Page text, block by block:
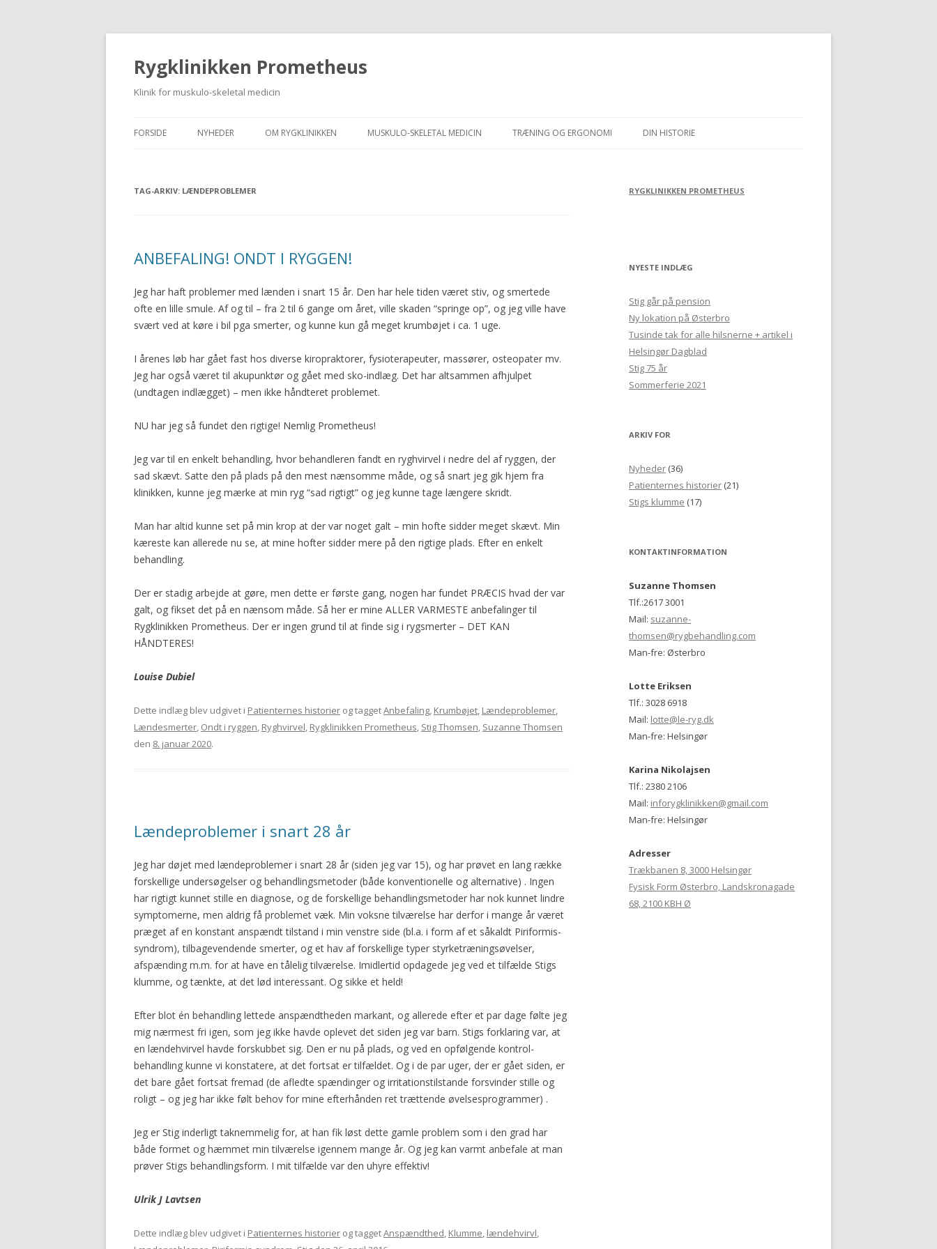
Rygklinikken Prometheus
Klinik for muskulo-skeletal medicin
til
FORSIDE NYHEDER
PATIENTERNES HISTORIER
OM RYGKLINIKKEN MUSKULO-SKELETAL MEDICIN TRÆNING OG ERGONOMI DIN HISTORIE
TAG-ARKIV: LÆNDEPROBLEMER
ANBEFALING! ONDT I RYGGEN!
Jeg har haft problemer med lænden i snart 15 år. Den har hele tiden været stiv, og smertede
ofte en lille smule. Af og til – fra 2 til 6 gange om året, ville skaden “springe op”, og jeg ville have
svært ved at køre i bil pga smerter, og kunne kun gå meget krumbøjet i ca. 1 uge.
I årenes løb har gået fast hos diverse kiropraktorer, fysioterapeuter, massører, osteopater mv.
Jeg har også været til akupunktør og gået med sko-indlæg. Det har altsammen afhjulpet
(undtagen indlægget) – men ikke håndteret problemet.
NU har jeg så fundet den rigtige! Nemlig Prometheus!
Jeg var til en enkelt behandling, hvor behandleren fandt en ryghvirvel i nedre del af ryggen, der
sad skævt. Satte den på plads på den mest nænsomme måde, og så snart jeg gik hjem fra
klinikken, kunne jeg mærke at min ryg “sad rigtigt” og jeg kunne tage længere skridt.
Man har altid kunne set på min krop at der var noget galt – min hofte sidder meget skævt. Min
kæreste kan allerede nu se, at mine hofter sidder mere på den rigtige plads. Efter en enkelt
behandling.
Der er stadig arbejde at gøre, men dette er første gang, nogen har fundet PRÆCIS hvad der var
galt, og fikset det på en nænsom måde. Så her er mine ALLER VARMESTE anbefalinger til
Rygklinikken Prometheus. Der er ingen grund til at finde sig i rygsmerter – DET KAN
HÅNDTERES!
Louise Dubiel
Dette indlæg blev udgivet i Patienternes historier og taggetAnbefaling, Krumbøjet, Lændeproblemer,
Lændesmerter, Ondt i ryggen, Ryghvirvel, Rygklinikken Prometheus, Stig Thomsen, Suzanne Thomsen
den 8. januar 2020.
Lændeproblemer i snart 28 år
Jeg har døjet med lændeproblemer i snart 28 år (siden jeg var 15), og har prøvet en lang række
forskellige undersøgelser og behandlingsmetoder (både konventionelle og alternative) . Ingen
har rigtigt kunnet stille en diagnose, og de forskellige behandlingsmetoder har nok kunnet lindre
symptomerne, men aldrig få problemet væk. Min voksne tilværelse har derfor i mange år været
præget af en konstant anspændt tilstand i min venstre side (bl.a. i form af et såkaldt Piriformis-
syndrom), tilbagevendende smerter, og et hav af forskellige typer styrketræningsøvelser,
afspænding m.m. for at have en tålelig tilværelse. Imidlertid opdagede jeg ved et tilfælde Stigs
klumme, og tænkte, at det lød interessant. Og sikke et held!
Efter blot én behandling lettede anspændtheden markant, og allerede efter et par dage følte jeg
mig nærmest fri igen, som jeg ikke havde oplevet det siden jeg var barn. Stigs forklaring var, at
en lændehvirvel havde forskubbet sig. Den er nu på plads, og ved en opfølgende kontrol-
behandling kunne vi konstatere, at det fortsat er tilfældet. Og i de par uger, der er gået siden, er
det bare gået fortsat fremad (de afledte spændinger og irritationstilstande forsvinder stille og
roligt – og jeg har ikke følt behov for mine efterhånden ret trættende øvelsesprogrammer) .
Jeg er Stig inderligt taknemmelig for, at han fik løst dette gamle problem som i den grad har
både formet og hæmmet min tilværelse igennem mange år. Og jeg kan varmt anbefale at man
prøver Stigs behandlingsform. I mit tilfælde var den uhyre effektiv!
Ulrik J Lavtsen
Dette indlæg blev udgivet i Patienternes historier og taggetAnspændthed, Klumme, lændehvirvl,
RYGKLINIKKEN PROMETHEUS
NYESTE INDLÆG
Stig går på pension
Ny lokation på Østerbro
Tusinde tak for alle hilsnerne + artikel i
Helsingør Dagblad
Stig 75 år
Sommerferie 2021
ARKIV FOR
Nyheder (36)
Patienternes historier (21)
Stigs klumme (17)
KONTAKTINFORMATION
Suzanne Thomsen
Tlf.:2617 3001
Mail: suzanne-
thomsen@rygbehandling.com
Man-fre: Østerbro
Lotte Eriksen
Tlf.: 3028 6918
Mail: lotte@le-ryg.dk
Man-fre: Helsingør
Karina Nikolajsen
Tlf.: 2380 2106
Mail: inforygklinikken@gmail.com
Man-fre: Helsingør
Adresser
Trækbanen 8, 3000 Helsingør
Fysisk Form Østerbro, Landskronagade
68, 2100 KBH Ø